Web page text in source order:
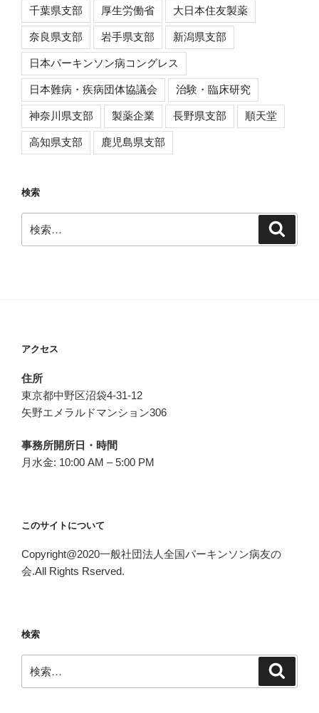
千葉県支部 厚生労働省 大日本住友製薬
奈良県支部 岩手県支部 新潟県支部
日本パーキンソン病コングレス
日本難病・疾病団体協議会 治験・臨床研究
神奈川県支部 製薬企業 長野県支部 順天堂
高知県支部 鹿児島県支部
検索
索:
アクセス
住所
東京都中野区沼袋4-31-12
矢野エメラルドマンション306
事務所開所日・時間
月水金: 10:00 AM – 5:00 PM
このサイトについて
Copyright@2020一般社団法人全国パーキンソン病友の
会.All Rights Rserved.
検索
索: